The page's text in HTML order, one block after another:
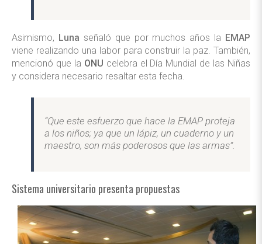
Asimismo, Luna señaló que por muchos años la EMAP
viene realizando una labor para construir la paz. También,
mencionó que la ONU celebra el Día Mundial de las Niñas
y considera necesario resaltar esta fecha.
“Que este esfuerzo que hace la EMAP proteja
a los niños; ya que un lápiz, un cuaderno y un
maestro, son más poderosos que las armas”.
Sistema universitario presenta propuestas